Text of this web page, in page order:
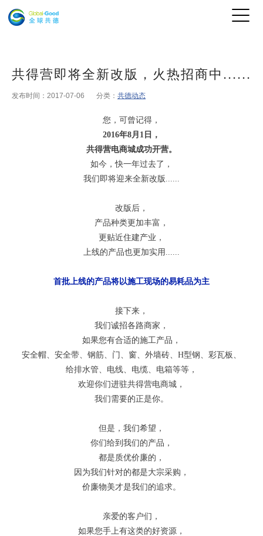
共得营即将全新改版，火热招商中......
发布时间：2017-07-06 分类： 共德动态
您，可曾记得，
2016年8月1日，
共得营电商城成功开营。
如今，快一年过去了，
我们即将迎来全新改版......
改版后，
产品种类更加丰富，
更贴近住建产业，
上线的产品也更加实用......
首批上线的产品将以施工现场的易耗品为主
接下来，
我们诚招各路商家，
如果您有合适的施工产品，
安全帽、安全带、钢筋、门、窗、外墙砖、H型钢、彩瓦板、
给排水管、电线、电缆、电箱等等，
欢迎你们进驻共得营电商城，
我们需要的正是你。
但是，我们希望，
你们给到我们的产品，
都是质优价廉的，
因为我们针对的都是大宗采购，
价廉物美才是我们的追求。
亲爱的客户们，
如果您手上有这类的好资源，